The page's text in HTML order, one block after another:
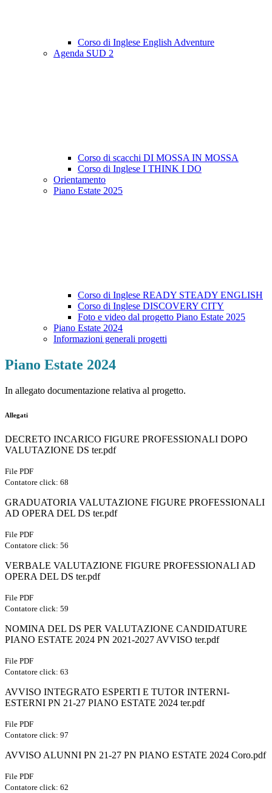
Corso di Inglese English Adventure
Agenda SUD 2
Corso di scacchi DI MOSSA IN MOSSA
Corso di Inglese I THINK I DO
Orientamento
Piano Estate 2025
Corso di Inglese READY STEADY ENGLISH
Corso di Inglese DISCOVERY CITY
Foto e video dal progetto Piano Estate 2025
Piano Estate 2024
Informazioni generali progetti
Piano Estate 2024
In allegato documentazione relativa al progetto.
Allegati
DECRETO INCARICO FIGURE PROFESSIONALI DOPO
VALUTAZIONE DS ter.pdf
File PDF
Contatore click: 68
GRADUATORIA VALUTAZIONE FIGURE PROFESSIONALI
AD OPERA DEL DS ter.pdf
File PDF
Contatore click: 56
VERBALE VALUTAZIONE FIGURE PROFESSIONALI AD
OPERA DEL DS ter.pdf
File PDF
Contatore click: 59
NOMINA DEL DS PER VALUTAZIONE CANDIDATURE
PIANO ESTATE 2024 PN 2021-2027 AVVISO ter.pdf
File PDF
Contatore click: 63
AVVISO INTEGRATO ESPERTI E TUTOR INTERNI-
ESTERNI PN 21-27 PIANO ESTATE 2024 ter.pdf
File PDF
Contatore click: 97
AVVISO ALUNNI PN 21-27 PN PIANO ESTATE 2024 Coro.pdf
File PDF
Contatore click: 62